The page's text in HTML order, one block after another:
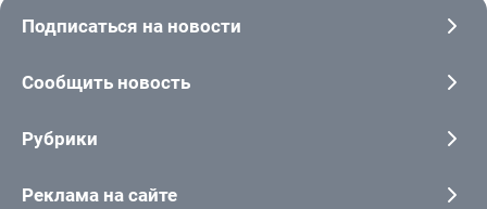
Подписаться на новости
Сообщить новость
Рубрики
Реклама на сайте